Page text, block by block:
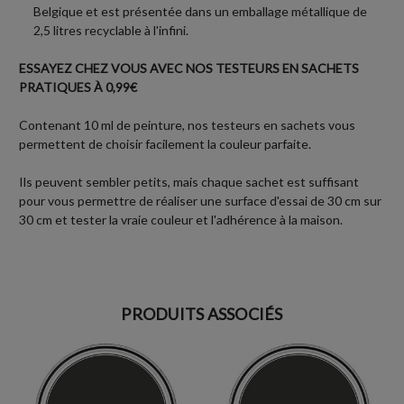
Belgique et est présentée dans un emballage métallique de
2,5 litres recyclable à l'infini.
ESSAYEZ CHEZ VOUS AVEC NOS TESTEURS EN SACHETS
PRATIQUES À 0,99€
Contenant 10 ml de peinture, nos testeurs en sachets vous
permettent de choisir facilement la couleur parfaite.
Ils peuvent sembler petits, mais chaque sachet est suffisant
pour vous permettre de réaliser une surface d'essai de 30 cm sur
30 cm et tester la vraie couleur et l'adhérence à la maison.
PRODUITS ASSOCIÉS